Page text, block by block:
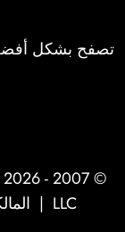
تصفح بشكل
© 2007 - 2026 | جميع الحقوق محفوظة لشركة
LLC
|